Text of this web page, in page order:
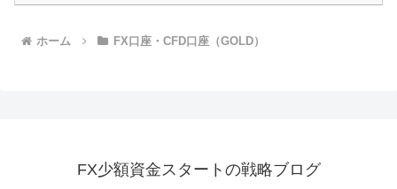
ホーム FX口座・CFD口座（GOLD）
FX少額資金スタートの戦略ブログ